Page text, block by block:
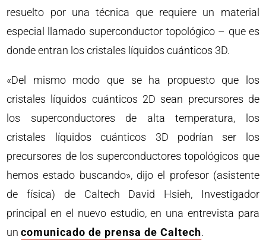
resuelto por una técnica que requiere un material
especial llamado superconductor topológico – que es
donde entran los cristales líquidos cuánticos 3D.
«Del mismo modo que se ha propuesto que los
cristales líquidos cuánticos 2D sean precursores de
los superconductores de alta temperatura, los
cristales líquidos cuánticos 3D podrían ser los
precursores de los superconductores topológicos que
hemos estado buscando», dijo el profesor (asistente
de física) de Caltech David Hsieh, Investigador
principal en el nuevo estudio, en una entrevista para
uncomunicado de prensa de Caltech.